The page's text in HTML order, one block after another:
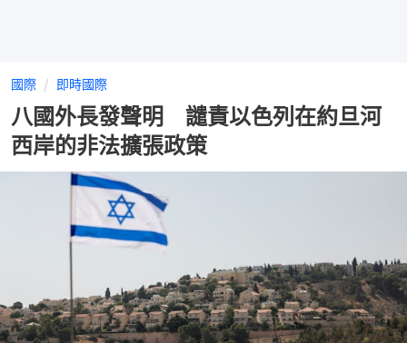
國際 即時國際
八國外長發聲明 譴責以色列在約旦河
西岸的非法擴張政策